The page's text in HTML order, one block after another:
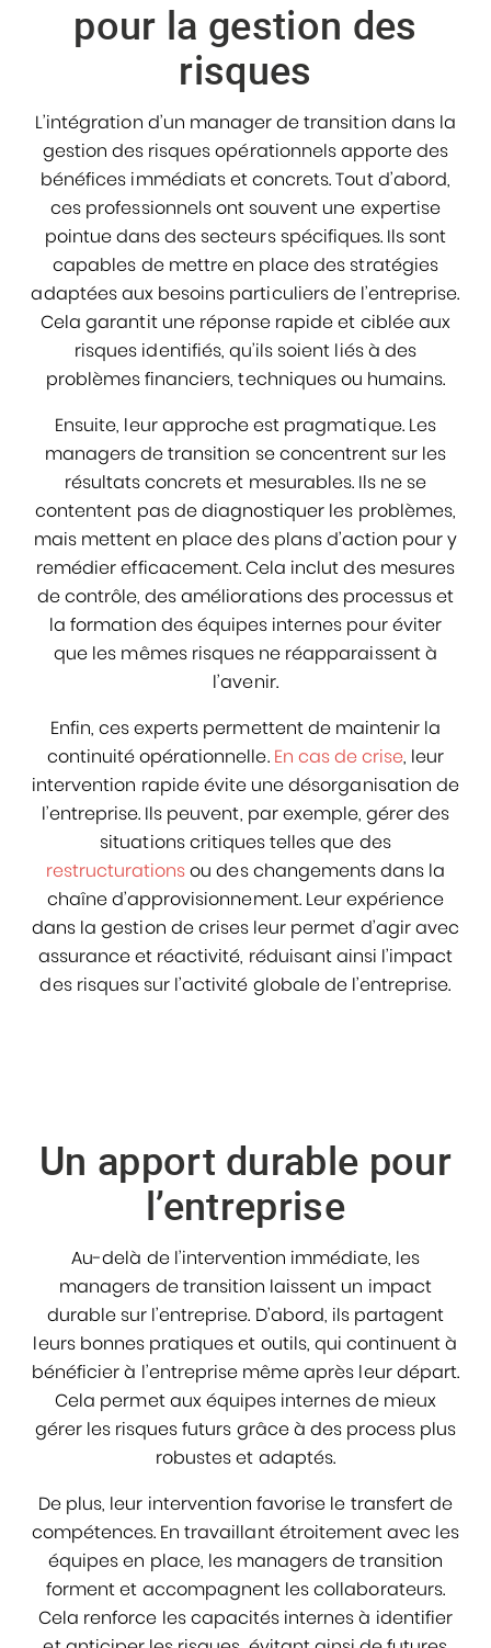
pour la gestion des
risques
L’intégration d’un manager de transition dans la
gestion des risques opérationnels apporte des
bénéfices immédiats et concrets. Tout d’abord,
ces professionnels ont souvent une expertise
pointue dans des secteurs spécifiques. Ils sont
capables de mettre en place des stratégies
adaptées aux besoins particuliers de l’entreprise.
Cela garantit une réponse rapide et ciblée aux
risques identifiés, qu’ils soient liés à des
problèmes financiers, techniques ou humains.
Ensuite, leur approche est pragmatique. Les
managers de transition se concentrent sur les
résultats concrets et mesurables. Ils ne se
contentent pas de diagnostiquer les problèmes,
mais mettent en place des plans d’action pour y
remédier efficacement. Cela inclut des mesures
de contrôle, des améliorations des processus et
la formation des équipes internes pour éviter
que les mêmes risques ne réapparaissent à
l’avenir.
Enfin, ces experts permettent de maintenir la
continuité opérationnelle. En cas de crise, leur
intervention rapide évite une désorganisation de
l’entreprise. Ils peuvent, par exemple, gérer des
situations critiques telles que des
restructurationsou des changements dans la
chaîne d’approvisionnement. Leur expérience
dans la gestion de crises leur permet d’agir avec
assurance et réactivité, réduisant ainsi l’impact
des risques sur l’activité globale de l’entreprise.
Un apport durable pour
l’entreprise
Au-delà de l’intervention immédiate, les
managers de transition laissent un impact
durable sur l’entreprise. D’abord, ils partagent
leurs bonnes pratiques et outils, qui continuent à
bénéficier à l’entreprise même après leur départ.
Cela permet aux équipes internes de mieux
gérer les risques futurs grâce à des process plus
robustes et adaptés.
De plus, leur intervention favorise le transfert de
compétences. En travaillant étroitement avec les
équipes en place, les managers de transition
forment et accompagnent les collaborateurs.
Cela renforce les capacités internes à identifier